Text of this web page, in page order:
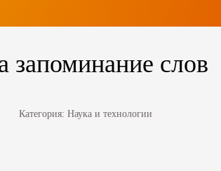
запоминание слов
Категория: Наука и технологии